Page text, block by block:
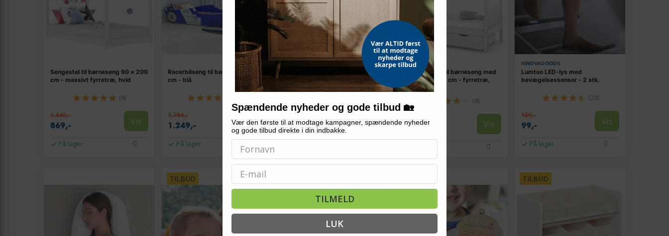
Sengestel til børneseng 90 × 200
cm - massivt fyrretræ, hvid
(4)
1.640,-
869,- Vis
På lager
Racerbilseng til børn 90 x 200
cm - blå
1.784,-
1.249,- Vis
På lager
INNOVAGOODS
Spikey - plys pindsvin med hvid
støj og stjerneprojektor
184,-
159,- Vis
Sengeramme til børneseng med
skuffe 80×160 cm - fyrretræ,
hvid
(4)
1.499,- Vis
INNOVAGOODS
Lumtoo LED-lys med
bevægelsessensor - 2 stk.
(20)
109,-
99,- Vis
På lager
TILBUD TILBUD
Spændende nyheder og gode tilbud 🏡
Vær den første til at modtage kampagner, spændende nyheder
og gode tilbud direkte i din indbakke.
Email
TILMELD
LUK